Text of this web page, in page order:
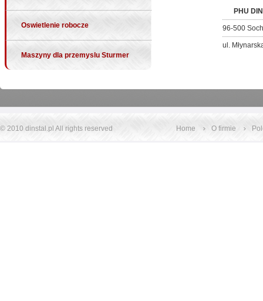
Oswietlenie robocze
Maszyny dla przemyslu Sturmer
PHU
96-500
ul.
© 2010 dinstal.pl All rights reserved Home O firmie